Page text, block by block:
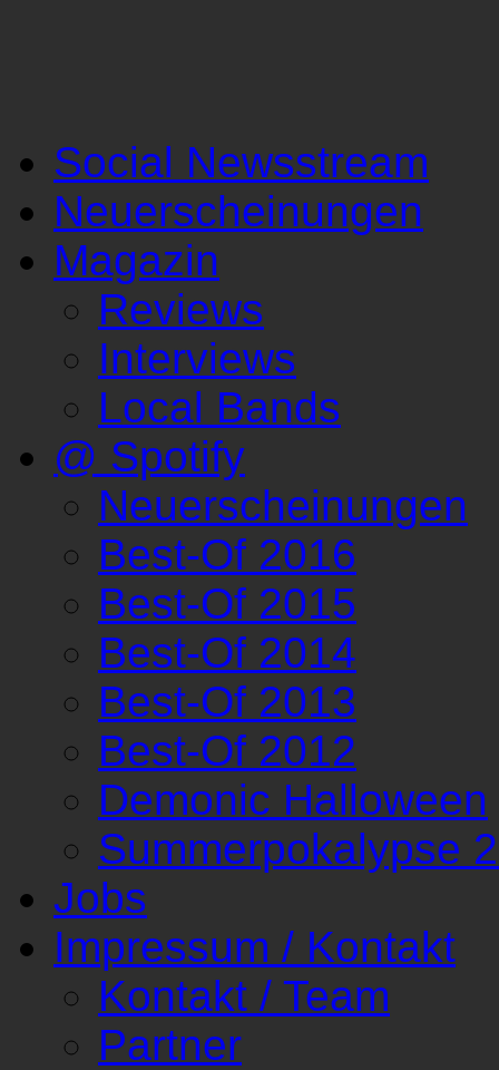
Social Newsstream
Neuerscheinungen
Magazin
Reviews
Interviews
Local Bands
@ Spotify
Neuerscheinungen
Best-Of 2016
Best-Of 2015
Best-Of 2014
Best-Of 2013
Best-Of 2012
Demonic Halloween
Summerpokalypse
Jobs
Impressum / Kontakt
Kontakt / Team
Partner